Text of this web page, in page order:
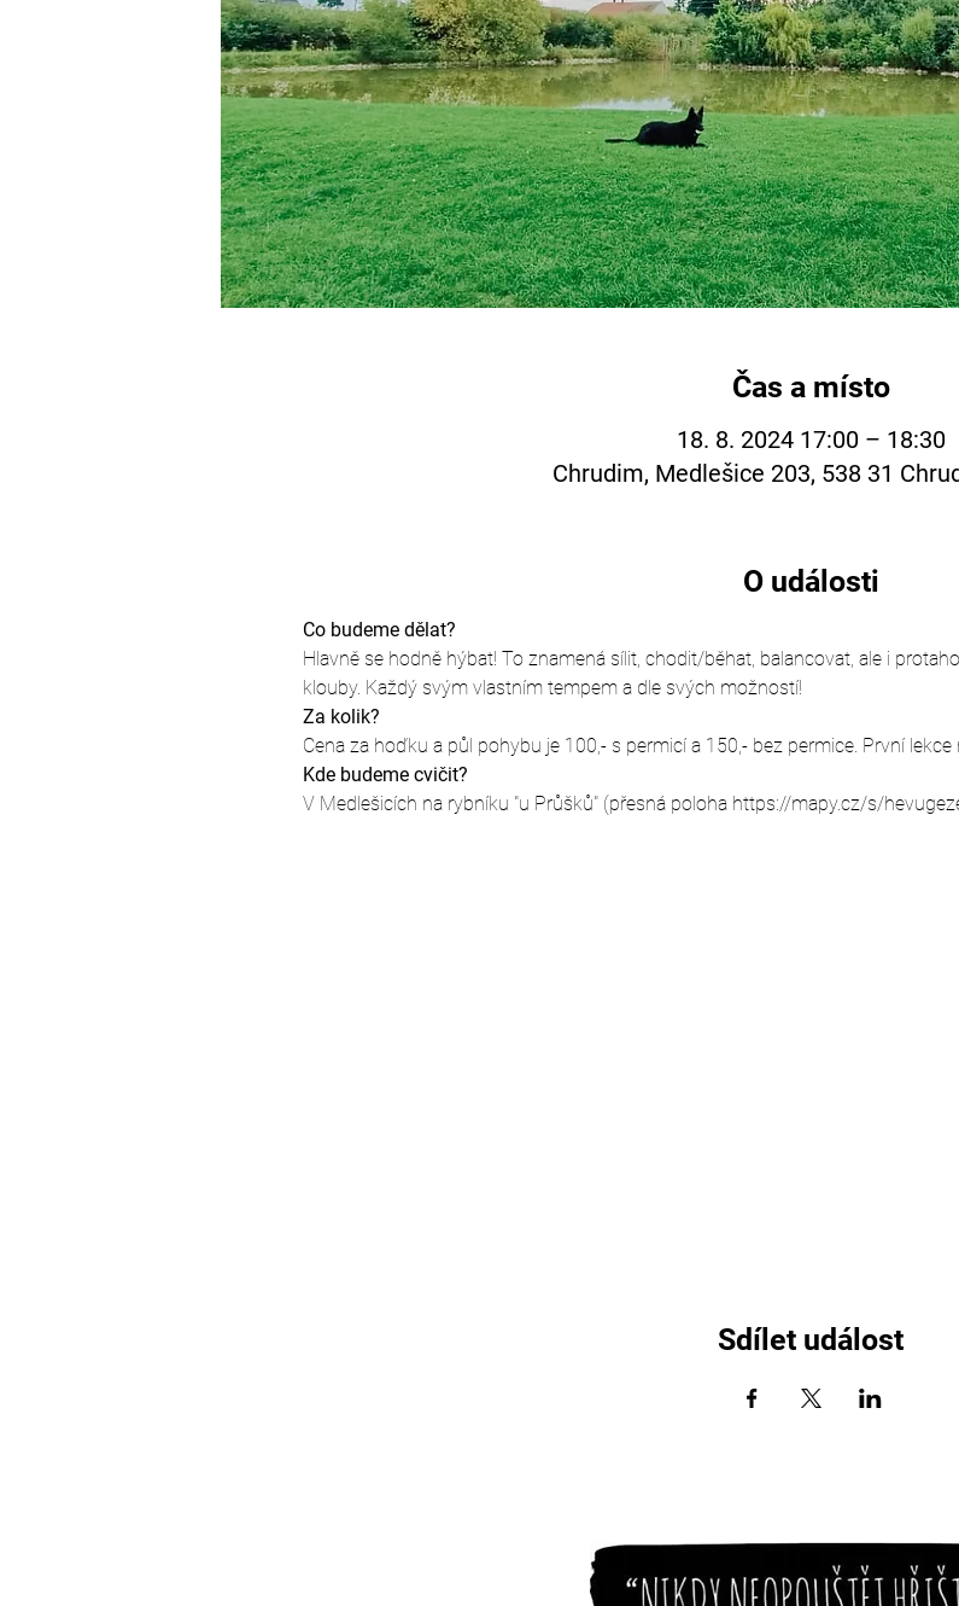
Čas a místo
18. 8. 2024 17:00 – 18:30
Chrudim, Medlešice 203, 538 31
O události
Co budeme dělat?
Hlavně se hodně hýbat! To znamená sílit, chodit/běhat, balancovat, ale i
klouby. Každý svým vlastním tempem a dle svých možností!
Za kolik?
Cena za hoďku a půl pohybu je 100,- s permicí a 150,- bez permice. První
Kde budeme cvičit?
V Medlešicích na rybníku "u Průšků" (přesná poloha https://mapy.cz/s/
Sdílet událost